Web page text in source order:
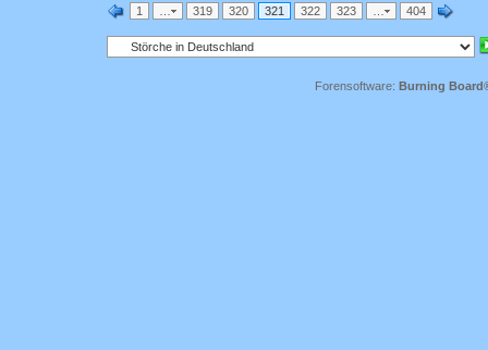
1 319 320 321 322 323 404
Forensoftware: Burning